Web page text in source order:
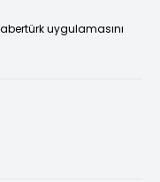
uygulamasını